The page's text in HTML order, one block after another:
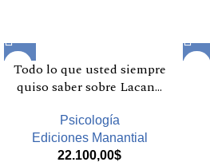
Todo lo que usted siempre
quiso saber sobre Lacan…
Psicología
Ediciones Manantial
22.100,00$